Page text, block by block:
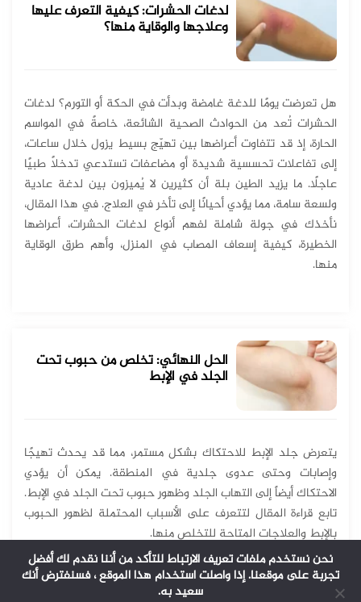
لدغات الحشرات: كيفية التعرف عليها
وعلاجها والوقاية منها؟
هل تعرضت يومًا للدغة غامضة وبدأت في الحكة أو التورم؟ لدغات
الحشرات تُعد من الحوادث الصحية الشائعة، خاصةً في المواسم
الحارة، إذ قد تتفاوت أعراضها بين تهيّج بسيط يزول خلال ساعات،
إلى تفاعلات تحسسية شديدة أو مضاعفات تستدعي تدخلاً طبيًا
عاجلًا. ما يزيد الطين بلة أن كثيرين لا يُميزون بين لدغة عادية
ولسعة سامة، مما يؤدي أحيانًا إلى تأخر في العلاج. في هذا المقال،
نأخذك في جولة شاملة لفهم أنواع لدغات الحشرات، أعراضها
الخطيرة، كيفية إسعاف المصاب في المنزل، وأهم طرق الوقاية
منها.
الحل النهائي: تخلص من حبوب تحت
الجلد في الإبط
يتعرض جلد الإبط للاحتكاك بشكل مستمر، مما قد يحدث تهيجًا
وإصابات وحتى عدوى جلدية في المنطقة. يمكن أن يؤدي
الاحتكاك أيضاً إلى التهاب الجلد وظهور حبوب تحت الجلد في الإبط.
تابع قراءة المقال لتتعرف على الأسباب المحتملة لظهور الحبوب
بالإبط والعلاجات المتاحة للتخلص منها.
نحن نستخدم ملفات تعريف الارتباط للتأكد من أننا نقدم لك أفضل
تجربة على موقعنا. إذا واصلت استخدام هذا الموقع ، فسنفترض أنك
سعيد به.